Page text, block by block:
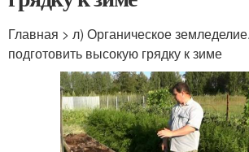
Главная > л) Органическое
подготовить высокую грядку к зиме